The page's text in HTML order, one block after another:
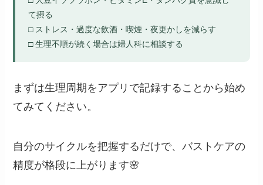
て摂る
□ ストレス・過度な飲酒・喫煙・夜更かしを減らす
□ 生理不順が続く場合は婦人科に相談する
まずは生理周期をアプリで記録することから始め
てみてください。
自分のサイクルを把握するだけで、バストケアの
精度が格段に上がります🌸